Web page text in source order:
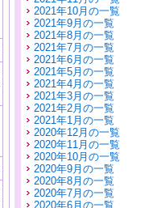
2021年10月の一覧
2021年9月の一覧
2021年8月の一覧
2021年7月の一覧
2021年6月の一覧
2021年5月の一覧
2021年4月の一覧
2021年3月の一覧
2021年2月の一覧
2021年1月の一覧
2020年12月の一覧
2020年11月の一覧
2020年10月の一覧
2020年9月の一覧
2020年8月の一覧
2020年7月の一覧
2020年6月の一覧